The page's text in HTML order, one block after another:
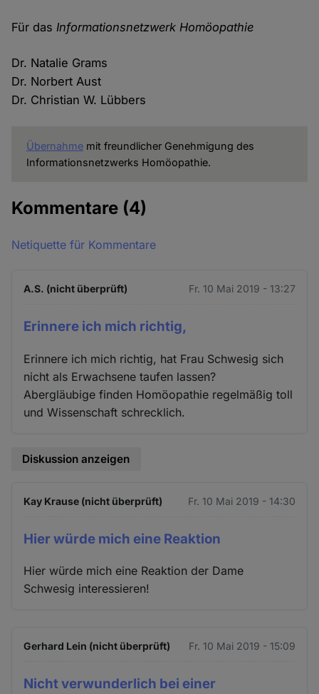
Für dasInformationsnetzwerk Homöopathie
Dr. Natalie Grams
Dr. Norbert Aust
Dr. Christian W. Lübbers
Übernahmemit freundlicher Genehmigung des
Informationsnetzwerks Homöopathie.
Kommentare (4)
Netiquette für Kommentare
A.S. (nicht überprüft) Fr. 10 Mai 2019 - 13:27
Erinnere ich mich richtig,
Erinnere ich mich richtig, hat Frau Schwesig sich
nicht als Erwachsene taufen lassen?
Abergläubige finden Homöopathie regelmäßig toll
und Wissenschaft schrecklich.
Diskussion anzeigen
Kay Krause (nicht überprüft) Fr. 10 Mai 2019 - 14:30
Hier würde mich eine Reaktion
Hier würde mich eine Reaktion der Dame
Schwesig interessieren!
Gerhard Lein (nicht überprüft) Fr. 10 Mai 2019 - 15:09
Nicht verwunderlich bei einer